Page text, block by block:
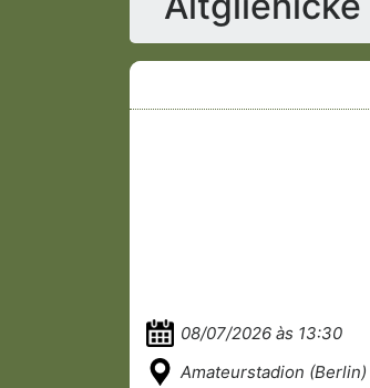
08/07/2026 às 13:30
Amateurstadion (Berlin)